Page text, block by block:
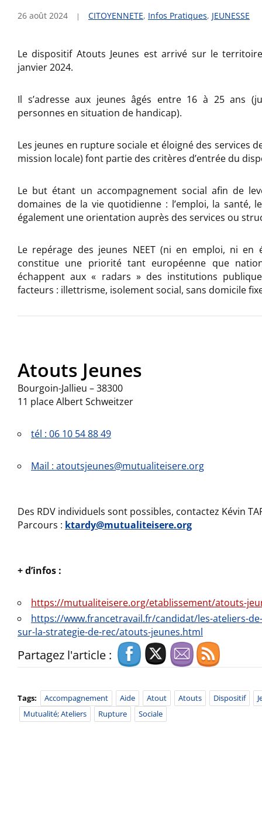
26 août 2024 CITOYENNETE, Infos Pratiques, JEUNESSE
Le dispositif Atouts Jeunes est arrivé sur le
janvier 2024.
Il s’adresse aux jeunes âgés entre 16 à 25 ans
personnes en situation de handicap).
Les jeunes en rupture sociale et éloigné des services
mission locale) font partie des critères d’entrée du
Le but étant un accompagnement social afin de
domaines de la vie quotidienne : l’emploi, la santé,
également une orientation auprès des services ou
Le repérage des jeunes NEET (ni en emploi, ni
constitue une priorité tant européenne que
échappent aux « radars » des institutions
facteurs : illettrisme, isolement social, sans domicile
Atouts Jeunes
Bourgoin-Jallieu – 38300
11 place Albert Schweitzer
tél : 06 10 54 88 49
Mail : atoutsjeunes@mutualiteisere.org
Des RDV individuels sont possibles, contactez Kévin
Parcours : ktardy@mutualiteisere.org
+ d’infos :
https://mutualiteisere.org/etablissement/atouts-
https://www.francetravail.fr/candidat/les-ateliers-
sur-la-strategie-de-rec/atouts-jeunes.html
Partagez l'article :
Tags: Accompagnement Aide Atout Atouts Dispositif
Mutualité; Ateliers
Rupture Sociale